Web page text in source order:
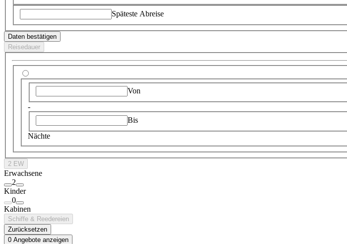
Späteste Abreise
Daten bestätigen
Reisedauer
Von
-
Bis
Nächte
2 EW
Erwachsene
2
Kinder
0
Kabinen
Schiffe & Reedereien
Zurücksetzen
0 Angebote anzeigen